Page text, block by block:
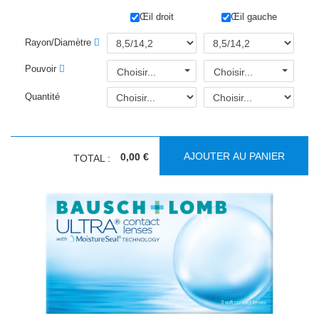
Œil droit Œil gauche
Rayon/Diamètre
Pouvoir Choisir... Choisir...
Quantité
TOTAL : 0,00 € AJOUTER AU PANIER